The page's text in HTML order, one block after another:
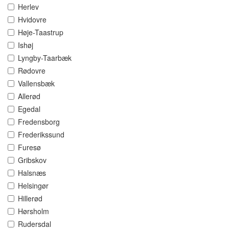
Herlev
Hvidovre
Høje-Taastrup
Ishøj
Lyngby-Taarbæk
Rødovre
Vallensbæk
Allerød
Egedal
Fredensborg
Frederikssund
Furesø
Gribskov
Halsnæs
Helsingør
Hillerød
Hørsholm
Rudersdal